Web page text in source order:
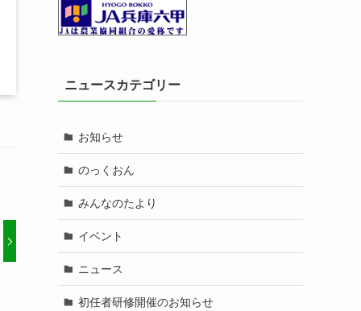
ニュースカテゴリー
お知らせ
のっくおん
みんなのたより
イベント
ニュース
初任者研修開催のお知らせ